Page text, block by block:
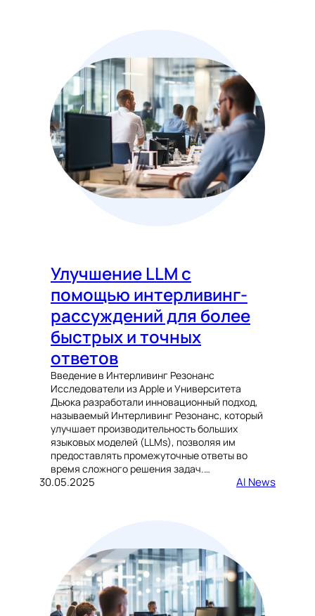
Улучшение LLM с
помощью интерливинг-
рассуждений для более
быстрых и точных
ответов
Введение в Интерливинг Резонанс
Исследователи из Apple и Университета
Дьюка разработали инновационный подход,
называемый Интерливинг Резонанс, который
улучшает производительность больших
языковых моделей (LLMs), позволяя им
предоставлять промежуточные ответы во
время сложного решения задач.…
30.05.2025 AI News